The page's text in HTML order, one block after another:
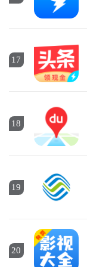
17
18
19
20